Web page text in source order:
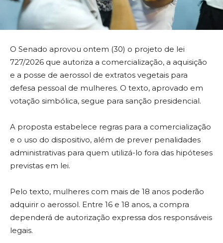
O Senado aprovou ontem (30) o projeto de lei
727/2026 que autoriza a comercialização, a aquisição
e a posse de aerossol de extratos vegetais para
defesa pessoal de mulheres. O texto, aprovado em
votação simbólica, segue para sanção presidencial.
A proposta estabelece regras para a comercialização
e o uso do dispositivo, além de prever penalidades
administrativas para quem utilizá-lo fora das hipóteses
previstas em lei.
Pelo texto, mulheres com mais de 18 anos poderão
adquirir o aerossol. Entre 16 e 18 anos, a compra
dependerá de autorização expressa dos responsáveis
legais.